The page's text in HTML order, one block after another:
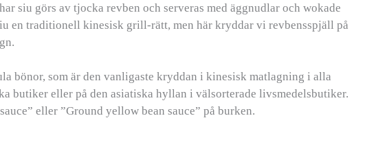
siu görs av tjocka revben och serveras med äggnudlar och wokade
en traditionell kinesisk grill-rätt, men här kryddar vi revbensspjäll på
bönor, som är den vanligaste kryddan i kinesisk matlagning i alla
butiker eller på den asiatiska hyllan i välsorterade livsmedelsbutiker.
eller ”Ground yellow bean sauce” på burken.